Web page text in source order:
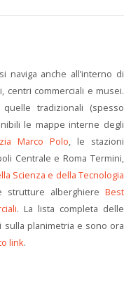
naviga anche all’interno di
centri commerciali e musei.
tradizionali (spesso
le mappe interne degli
Marco Polo, le stazioni
Centrale e Roma Termini,
Scienza e della Tecnologia
strutture alberghiere Best
. La lista completa delle
planimetria e sono ora
link.